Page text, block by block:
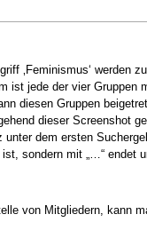
‚Feminismus‘ werden
ist jede der vier
diesen Gruppen
dieser Screenshot
dem ersten
sondern mit „…“ endet
von Mitgliedern, kann